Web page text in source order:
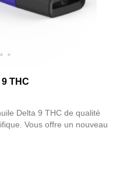
THC
Delta 9 THC de qualité
Vous offre un nouveau